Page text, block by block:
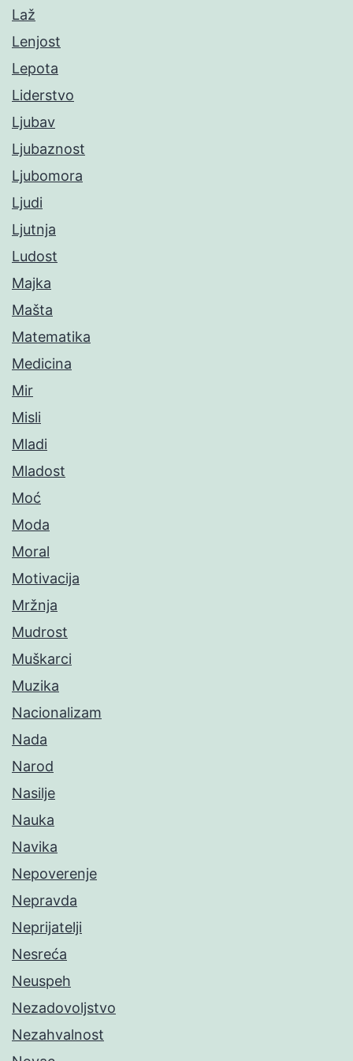
Laž
Lenjost
Lepota
Liderstvo
Ljubav
Ljubaznost
Ljubomora
Ljudi
Ljutnja
Ludost
Majka
Mašta
Matematika
Medicina
Mir
Misli
Mladi
Mladost
Moć
Moda
Moral
Motivacija
Mržnja
Mudrost
Muškarci
Muzika
Nacionalizam
Nada
Narod
Nasilje
Nauka
Navika
Nepoverenje
Nepravda
Neprijatelji
Nesreća
Neuspeh
Nezadovoljstvo
Nezahvalnost